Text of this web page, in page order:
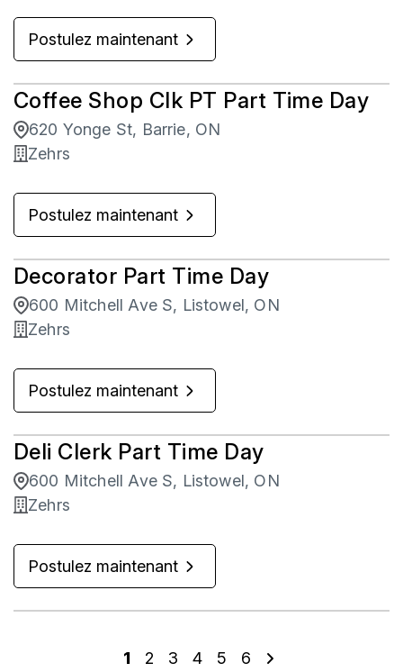
Postulez maintenant
Coffee Shop Clk PT Part Time Day
620 Yonge St, Barrie, ON
Zehrs
Postulez maintenant
Decorator Part Time Day
600 Mitchell Ave S, Listowel, ON
Zehrs
Postulez maintenant
Deli Clerk Part Time Day
600 Mitchell Ave S, Listowel, ON
Zehrs
Postulez maintenant
1 2 3 4 5 6